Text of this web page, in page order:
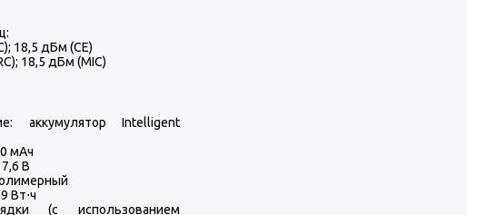
18,5 дБм (CE)
18,5 дБм (MIC)
аккумулятор Intelligent
мАч
В
Вт⋅ч
(с использованием